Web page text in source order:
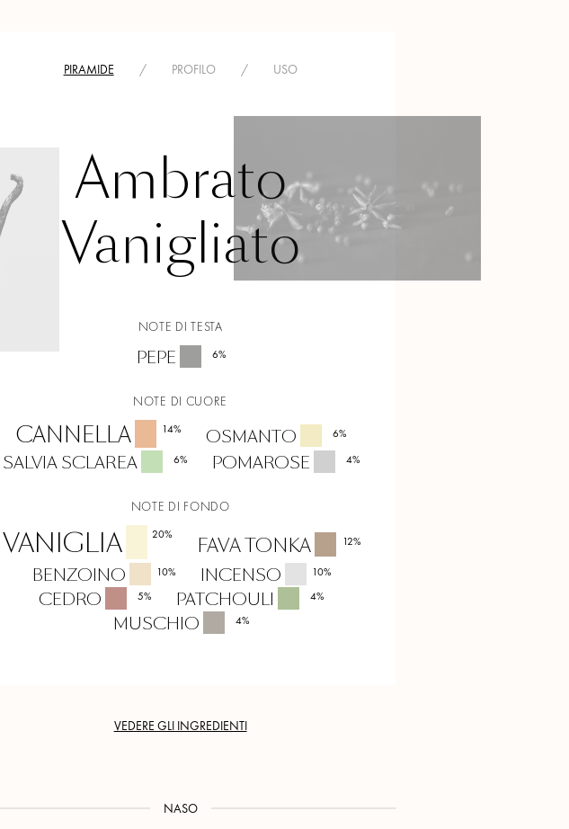
PIRAMIDE / PROFILO / USO
Ambrato
Vanigliato
NOTE DI TESTA
PEPE 6%
NOTE DI CUORE
CANNELLA 14% OSMANTO 6%
SALVIA SCLAREA 6% POMAROSE 4%
NOTE DI FONDO
VANIGLIA 20% FAVA TONKA 12%
BENZOINO 10% INCENSO 10%
CEDRO 5% PATCHOULI 4%
MUSCHIO 4%
VEDERE GLI INGREDIENTI
NASO